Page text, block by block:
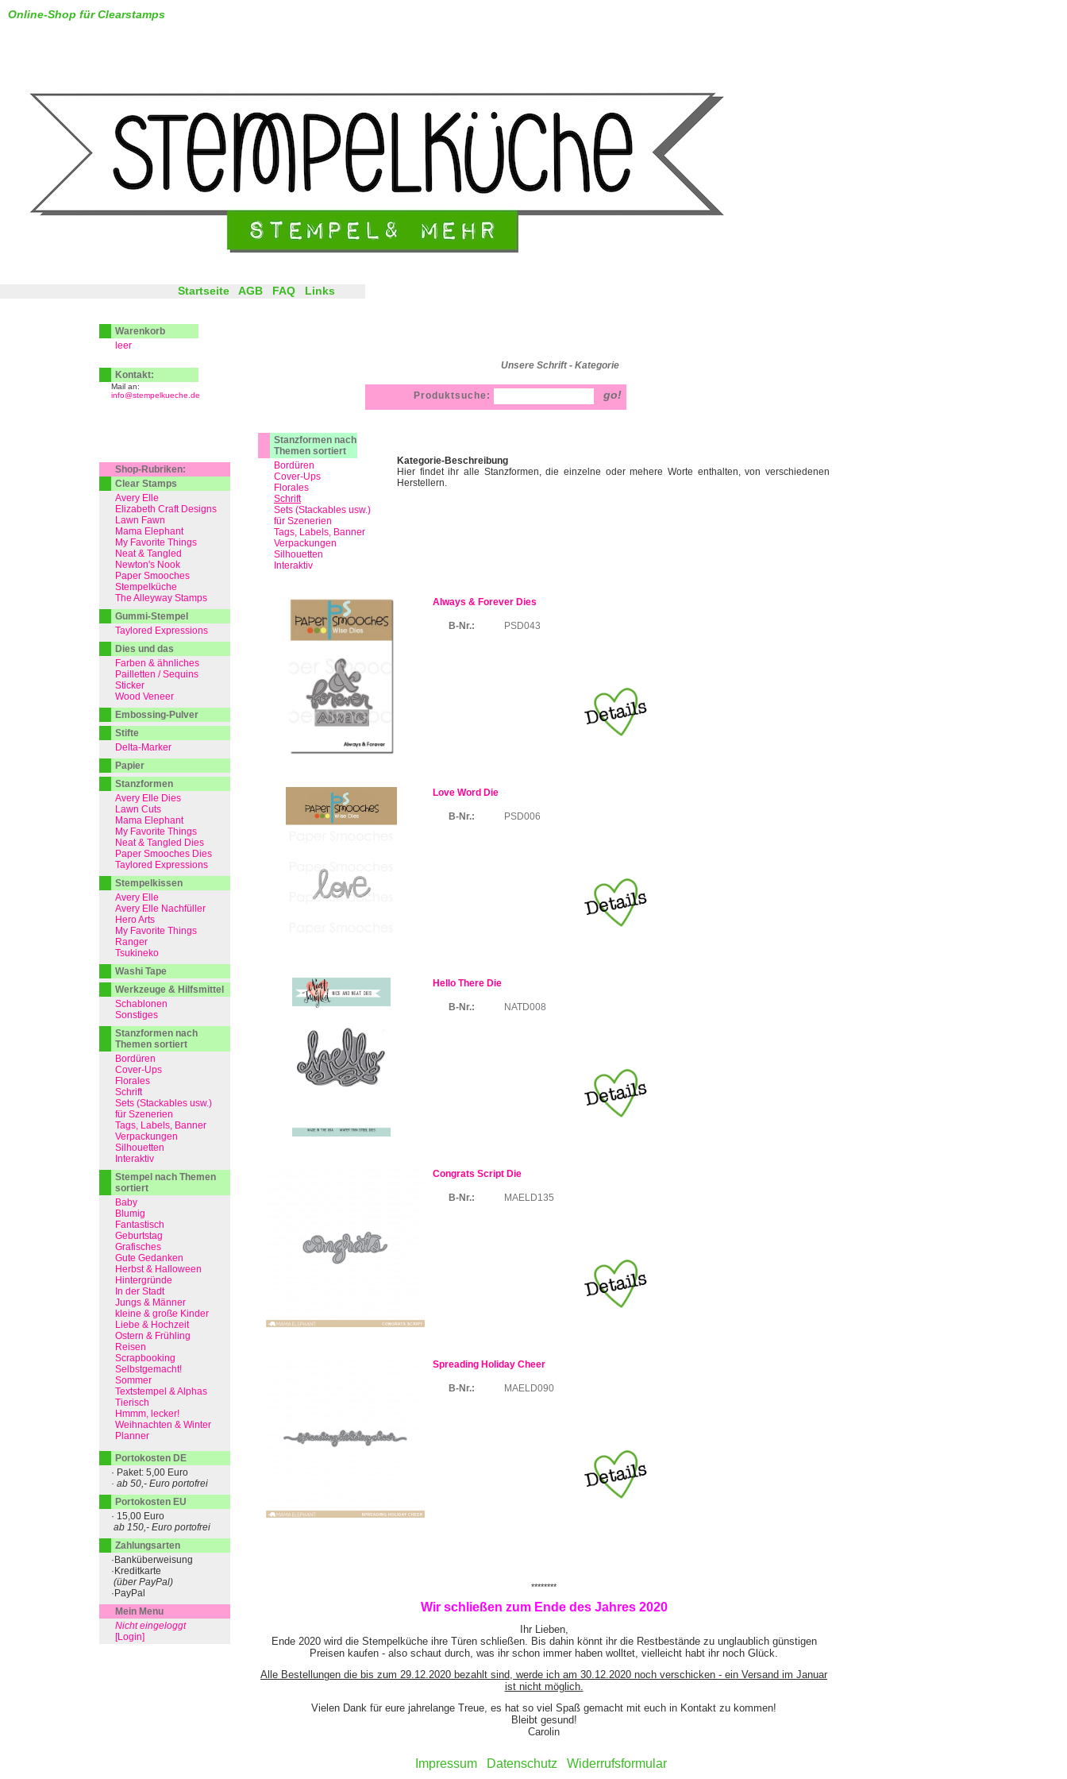
Unsere Schrift - Kategorie
Online-Shop für Clearstamps
Stanzformen nach
Themen sortiert
Bordüren
Cover-Ups
Florales
Schrift
Sets (Stackables usw.)
für Szenerien
Tags, Labels, Banner
Verpackungen
Silhouetten
Interaktiv
Kategorie-Beschreibung
Hier findet ihr alle Stanzformen, die einzelne oder mehere Worte enthalten, von verschiedenen
Herstellern.
Always & Forever Dies
B-Nr.: PSD043
Love Word Die
B-Nr.: PSD006
Hello There Die
B-Nr.: NATD008
Congrats Script Die
B-Nr.: MAELD135
Spreading Holiday Cheer
B-Nr.: MAELD090
********
Wir schließen zum Ende des Jahres 2020
Ihr Lieben,
Ende 2020 wird die Stempelküche ihre Türen schließen. Bis dahin könnt ihr die Restbestände zu unglaublich günstigen
Preisen kaufen - also schaut durch, was ihr schon immer haben wolltet, vielleicht habt ihr noch Glück.
Alle Bestellungen die bis zum 29.12.2020 bezahlt sind, werde ich am 30.12.2020 noch verschicken - ein Versand im Januar
ist nicht möglich.
Vielen Dank für eure jahrelange Treue, es hat so viel Spaß gemacht mit euch in Kontakt zu kommen!
Bleibt gesund!
Carolin
Impressum Datenschutz Widerrufsformular
Startseite AGB FAQ Links
Produktsuche:
Warenkorb
leer
Kontakt:
Mail an:
info@stempelkueche.de
Shop-Rubriken:
Clear Stamps
Avery Elle
Elizabeth Craft Designs
Lawn Fawn
Mama Elephant
My Favorite Things
Neat & Tangled
Newton's Nook
Paper Smooches
Stempelküche
The Alleyway Stamps
Gummi-Stempel
Taylored Expressions
Dies und das
Farben & ähnliches
Pailletten / Sequins
Sticker
Wood Veneer
Embossing-Pulver
Stifte
Delta-Marker
Papier
Stanzformen
Avery Elle Dies
Lawn Cuts
Mama Elephant
My Favorite Things
Neat & Tangled Dies
Paper Smooches Dies
Taylored Expressions
Stempelkissen
Avery Elle
Avery Elle Nachfüller
Hero Arts
My Favorite Things
Ranger
Tsukineko
Washi Tape
Werkzeuge & Hilfsmittel
Schablonen
Sonstiges
Stanzformen nach
Themen sortiert
Bordüren
Cover-Ups
Florales
Schrift
Sets (Stackables usw.)
für Szenerien
Tags, Labels, Banner
Verpackungen
Silhouetten
Interaktiv
Stempel nach Themen
sortiert
Baby
Blumig
Fantastisch
Geburtstag
Grafisches
Gute Gedanken
Herbst & Halloween
Hintergründe
In der Stadt
Jungs & Männer
kleine & große Kinder
Liebe & Hochzeit
Ostern & Frühling
Reisen
Scrapbooking
Selbstgemacht!
Sommer
Textstempel & Alphas
Tierisch
Hmmm, lecker!
Weihnachten & Winter
Planner
Portokosten DE
· Paket: 5,00 Euro
· ab 50,- Euro portofrei
Portokosten EU
· 15,00 Euro
ab 150,- Euro portofrei
Zahlungsarten
·Banküberweisung
·Kreditkarte
(über PayPal)
·PayPal
Mein Menu
Nicht eingeloggt
[Login]